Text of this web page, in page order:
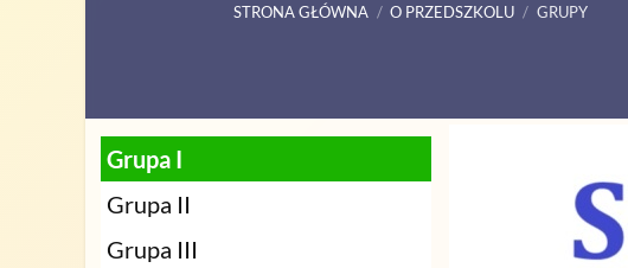
STRONA GŁÓWNA / O PRZEDSZKOLU / GRUPY
Grupy
Grupa I
Grupa II
Grupa III